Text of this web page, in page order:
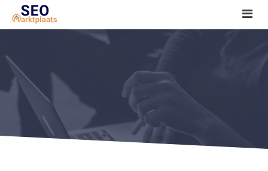
SEO tools reviews
Marketeer bij jou in de buurt?
Offerte
1. Seo voor beginners +
2. Onderzoeken +